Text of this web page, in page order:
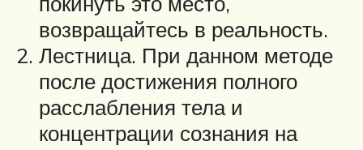
возвращайтесь в реальность.
Лестница. При данном методе
после достижения полного
расслабления тела и
концентрации сознания на